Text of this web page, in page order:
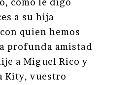
a su hija
quien hemos
profunda amistad
a Miguel Rico y
Kity, vuestro